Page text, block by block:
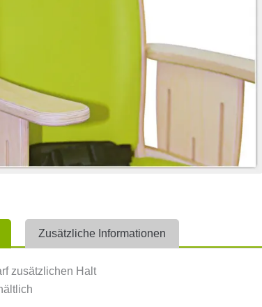
Zusätzliche Informationen
zusätzlichen Halt